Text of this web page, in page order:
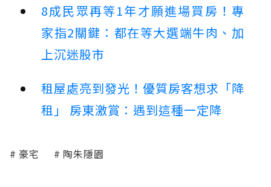
8成民眾再等1年才願進場買房！專
家指2關鍵：都在等大選端牛肉、加
上沉迷股市
租屋處亮到發光！優質房客想求「降
租」 房東激賞：遇到這種一定降
豪宅 陶朱隱園